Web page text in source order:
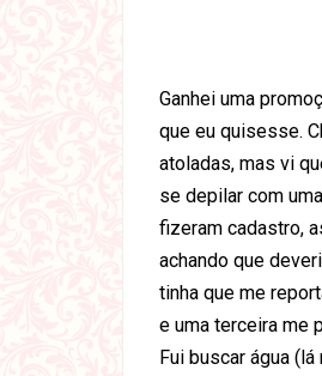
Ganhei uma
que eu quisesse.
atoladas, mas vi
se depilar com
fizeram cadastro,
achando que
tinha que me
e uma terceira me
Fui buscar água